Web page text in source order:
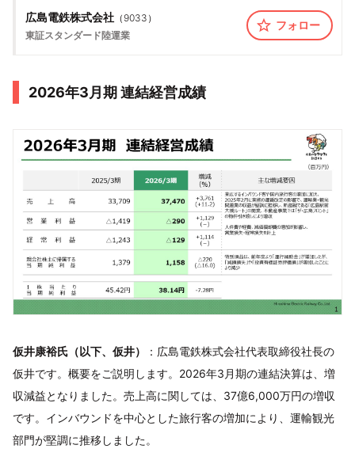
広島電鉄株式会社 （ 9033 ）
東証スタンダード陸運業
フォロー
2026年3月期 連結経営成績
仮井康裕氏（以下、仮井）
：広島電鉄株式会社代表取締役社長の
仮井です。概要をご説明します。2026年3月期の連結決算は、増
収減益となりました。売上高に関しては、37億6,000万円の増収
です。インバウンドを中心とした旅行客の増加により、運輸観光
部門が堅調に推移しました。